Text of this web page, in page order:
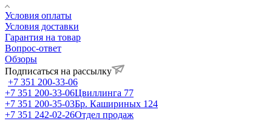
Условия оплаты
Условия доставки
Гарантия на товар
Вопрос-ответ
Обзоры
Подписаться на рассылку
+7 351 200-33-06
+7 351 200-33-06Цвиллинга 77
+7 351 200-35-03Бр. Кашириных 124
+7 351 242-02-26Отдел продаж